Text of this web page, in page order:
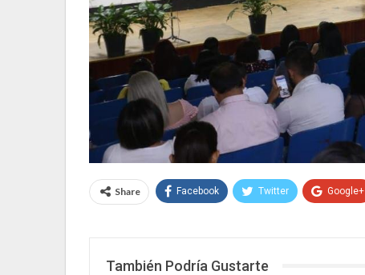
Share Facebook Twitter Google+
También Podría Gustarte